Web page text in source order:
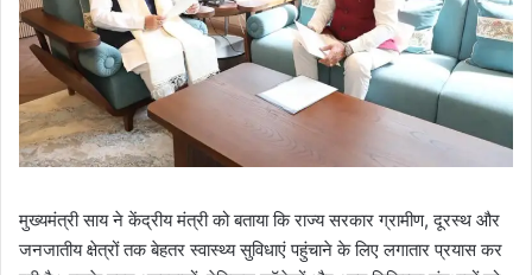
मुख्यमंत्री साय ने केंद्रीय मंत्री को बताया कि राज्य सरकार ग्रामीण, दूरस्थ और
जनजातीय क्षेत्रों तक बेहतर स्वास्थ्य सुविधाएं पहुंचाने के लिए लगातार प्रयास कर